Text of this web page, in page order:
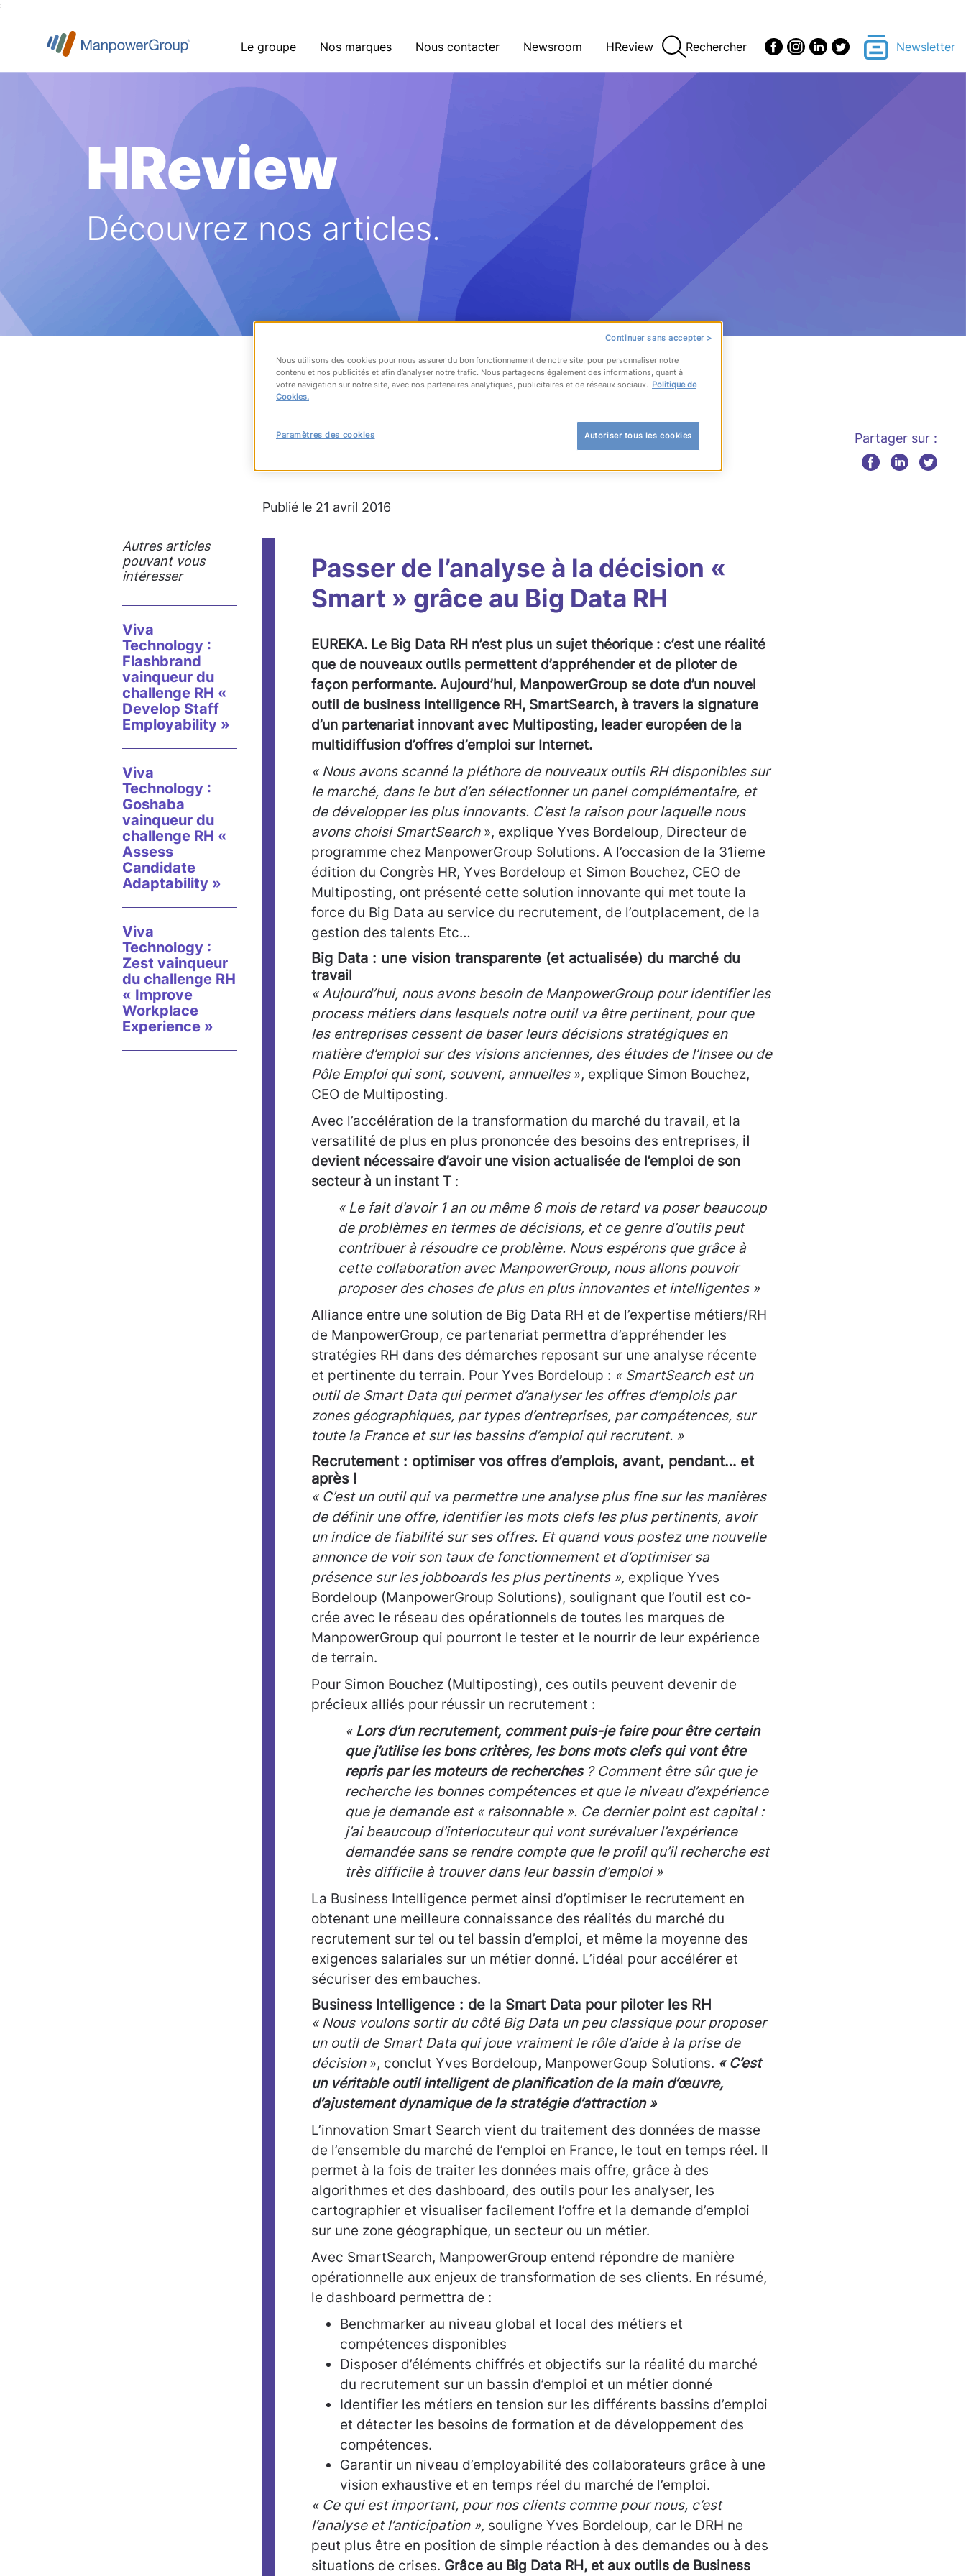
:
Le groupe Nos marques Nous contacter Newsroom HReview Rechercher Newsletter
HReview
Découvrez nos articles.
RETOUR À LA LISTE
Partager sur :
Publié le 21 avril 2016
Autres articles
pouvant vous
intéresser
Viva
Technology :
Flashbrand
vainqueur du
challenge RH «
Develop Staff
Employability »
Viva
Technology :
Goshaba
vainqueur du
challenge RH «
Assess
Candidate
Adaptability »
Viva
Technology :
Zest vainqueur
du challenge RH
« Improve
Workplace
Experience »
Passer de l’analyse à la décision «
Smart » grâce au Big Data RH
EUREKA. Le Big Data RH n’est plus un sujet théorique : c’est une réalité
que de nouveaux outils permettent d’appréhender et de piloter de
façon performante. Aujourd’hui, ManpowerGroup se dote d’un nouvel
outil de business intelligence RH, SmartSearch, à travers la signature
d’un partenariat innovant avec Multiposting, leader européen de la
multidiffusion d’offres d’emploi sur Internet.
« Nous avons scanné la pléthore de nouveaux outils RH disponibles sur
le marché, dans le but d’en sélectionner un panel complémentaire, et
de développer les plus innovants. C’est la raison pour laquelle nous
avons choisi SmartSearch », explique Yves Bordeloup, Directeur de
programme chez ManpowerGroup Solutions. A l’occasion de la 31ieme
édition du Congrès HR, Yves Bordeloup et Simon Bouchez, CEO de
Multiposting, ont présenté cette solution innovante qui met toute la
force du Big Data au service du recrutement, de l’outplacement, de la
gestion des talents Etc…
Big Data : une vision transparente (et actualisée) du marché du
travail
« Aujourd’hui, nous avons besoin de ManpowerGroup pour identifier les
process métiers dans lesquels notre outil va être pertinent, pour que
les entreprises cessent de baser leurs décisions stratégiques en
matière d’emploi sur des visions anciennes, des études de l’Insee ou de
Pôle Emploi qui sont, souvent, annuelles », explique Simon Bouchez,
CEO de Multiposting.
Avec l’accélération de la transformation du marché du travail, et la
versatilité de plus en plus prononcée des besoins des entreprises, il
devient nécessaire d’avoir une vision actualisée de l’emploi de son
secteur à un instant T :
« Le fait d’avoir 1 an ou même 6 mois de retard va poser beaucoup
de problèmes en termes de décisions, et ce genre d’outils peut
contribuer à résoudre ce problème. Nous espérons que grâce à
cette collaboration avec ManpowerGroup, nous allons pouvoir
proposer des choses de plus en plus innovantes et intelligentes »
Alliance entre une solution de Big Data RH et de l’expertise métiers/RH
de ManpowerGroup, ce partenariat permettra d’appréhender les
stratégies RH dans des démarches reposant sur une analyse récente
et pertinente du terrain. Pour Yves Bordeloup : « SmartSearch est un
outil de Smart Data qui permet d’analyser les offres d’emplois par
zones géographiques, par types d’entreprises, par compétences, sur
toute la France et sur les bassins d’emploi qui recrutent. »
Recrutement : optimiser vos offres d’emplois, avant, pendant… et
après !
« C’est un outil qui va permettre une analyse plus fine sur les manières
de définir une offre, identifier les mots clefs les plus pertinents, avoir
un indice de fiabilité sur ses offres. Et quand vous postez une nouvelle
annonce de voir son taux de fonctionnement et d’optimiser sa
présence sur les jobboards les plus pertinents », explique Yves
Bordeloup (ManpowerGroup Solutions), soulignant que l’outil est co-
crée avec le réseau des opérationnels de toutes les marques de
ManpowerGroup qui pourront le tester et le nourrir de leur expérience
de terrain.
Pour Simon Bouchez (Multiposting), ces outils peuvent devenir de
précieux alliés pour réussir un recrutement :
« Lors d’un recrutement, comment puis-je faire pour être certain
que j’utilise les bons critères, les bons mots clefs qui vont être
repris par les moteurs de recherches? Comment être sûr que je
recherche les bonnes compétences et que le niveau d’expérience
que je demande est « raisonnable ». Ce dernier point est capital :
j’ai beaucoup d’interlocuteur qui vont surévaluer l’expérience
demandée sans se rendre compte que le profil qu’il recherche est
très difficile à trouver dans leur bassin d’emploi »
La Business Intelligence permet ainsi d’optimiser le recrutement en
obtenant une meilleure connaissance des réalités du marché du
recrutement sur tel ou tel bassin d’emploi, et même la moyenne des
exigences salariales sur un métier donné. L’idéal pour accélérer et
sécuriser des embauches.
Business Intelligence : de la Smart Data pour piloter les RH
« Nous voulons sortir du côté Big Data un peu classique pour proposer
un outil de Smart Data qui joue vraiment le rôle d’aide à la prise de
décision », conclut Yves Bordeloup, ManpowerGoup Solutions. « C’est
un véritable outil intelligent de planification de la main d’œuvre,
d’ajustement dynamique de la stratégie d’attraction »
L’innovation Smart Search vient du traitement des données de masse
de l’ensemble du marché de l’emploi en France, le tout en temps réel. Il
permet à la fois de traiter les données mais offre, grâce à des
algorithmes et des dashboard, des outils pour les analyser, les
cartographier et visualiser facilement l’offre et la demande d’emploi
sur une zone géographique, un secteur ou un métier.
Avec SmartSearch, ManpowerGroup entend répondre de manière
opérationnelle aux enjeux de transformation de ses clients. En résumé,
le dashboard permettra de :
Benchmarker au niveau global et local des métiers et
compétences disponibles
Disposer d’éléments chiffrés et objectifs sur la réalité du marché
du recrutement sur un bassin d’emploi et un métier donné
Identifier les métiers en tension sur les différents bassins d’emploi
et détecter les besoins de formation et de développement des
compétences.
Garantir un niveau d’employabilité des collaborateurs grâce à une
vision exhaustive et en temps réel du marché de l’emploi.
« Ce qui est important, pour nos clients comme pour nous, c’est
l’analyse et l’anticipation », souligne Yves Bordeloup, car le DRH ne
peut plus être en position de simple réaction à des demandes ou à des
situations de crises. Grâce au Big Data RH, et aux outils de Business
Continuer sans accepter >
Nous utilisons des cookies pour nous assurer du bon fonctionnement de notre site, pour personnaliser notre
contenu et nos publicités et afin d’analyser notre trafic. Nous partageons également des informations, quant à
votre navigation sur notre site, avec nos partenaires analytiques, publicitaires et de réseaux sociaux. Politique de
Cookies.
Autoriser tous les cookies
Paramètres des cookies